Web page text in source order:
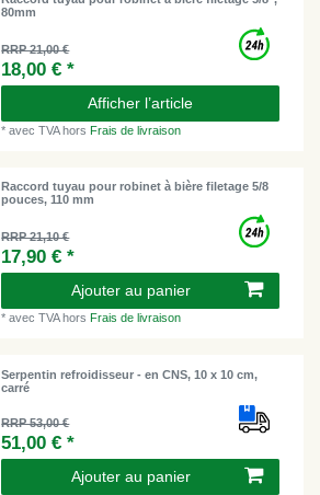
80mm
RRP 21,00 €
18,00 € *
Afficher l’article
*avec TVAhorsFrais de livraison
Raccord tuyau pour robinet à bière filetage 5/8
pouces, 110 mm
RRP 21,10 €
17,90 € *
Ajouter au panier
*avec TVAhorsFrais de livraison
Serpentin refroidisseur - en CNS, 10 x 10 cm,
carré
RRP 53,00 €
51,00 € *
Ajouter au panier